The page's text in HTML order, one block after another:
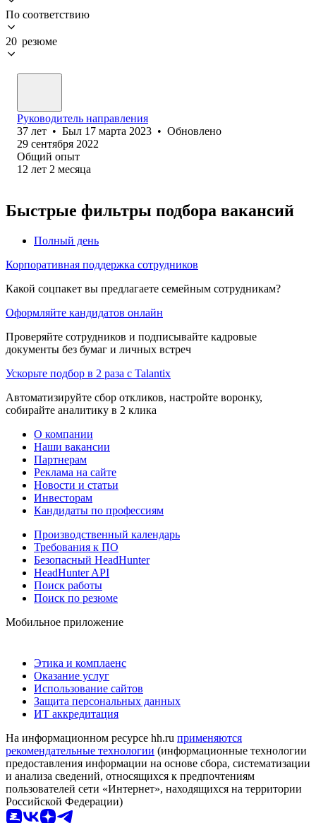
По соответствию
20 резюме
Руководитель направления
37 лет • Был 17 марта 2023 • Обновлено
29 сентября 2022
Общий опыт
12 лет 2 месяца
Быстрые фильтры подбора вакансий
Полный день
Корпоративная поддержка сотрудников
Какой соцпакет вы предлагаете семейным сотрудникам?
Оформляйте кандидатов онлайн
Проверяйте сотрудников и подписывайте кадровые
документы без бумаг и личных встреч
Ускорьте подбор в 2 раза с Talantix
Автоматизируйте сбор откликов, настройте воронку,
собирайте аналитику в 2 клика
О компании
Наши вакансии
Партнерам
Реклама на сайте
Новости и статьи
Инвесторам
Кандидаты по профессиям
Производственный календарь
Требования к ПО
Безопасный HeadHunter
HeadHunter API
Поиск работы
Поиск по резюме
Мобильное приложение
Этика и комплаенс
Оказание услуг
Использование сайтов
Защита персональных данных
ИТ аккредитация
На информационном ресурсе hh.ru применяются
рекомендательные технологии (информационные технологии
предоставления информации на основе сбора, систематизации
и анализа сведений, относящихся к предпочтениям
пользователей сети «Интернет», находящихся на территории
Российской Федерации)